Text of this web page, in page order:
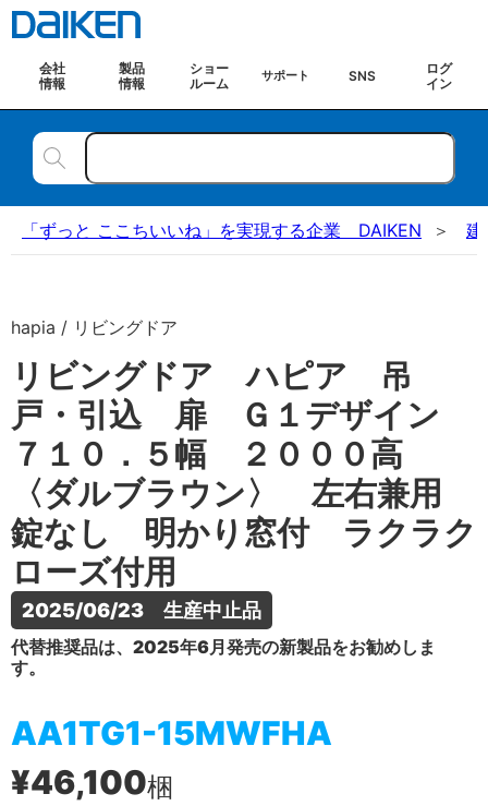
会社
情報
製品
情報
ショー
ルーム
サポート SNS
ログ
イン
「ずっと ここちいいね」を実現する企業 DAIKEN 建
hapia / リビングドア
リビングドア ハピア 吊
戸・引込 扉 Ｇ１デザイン
７１０．５幅 ２０００高
〈ダルブラウン〉 左右兼用
錠なし 明かり窓付 ラクラク
ローズ付用
2025/06/23　生産中止品
代替推奨品は、2025年6月発売の新製品をお勧めしま
す。
AA1TG1-15MWFHA
¥46,100梱